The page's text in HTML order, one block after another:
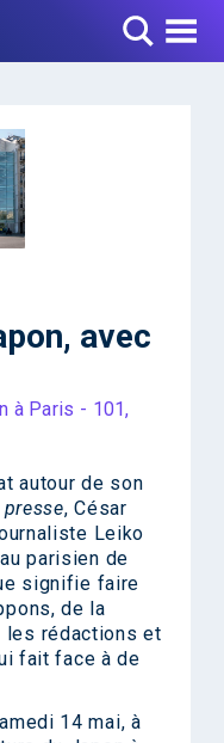
Toggle Menu
avec
à Paris - 101,
autour de son
, César
Leiko
parisien de
signifie faire
de la
les rédactions et
fait face à de
14 mai, à